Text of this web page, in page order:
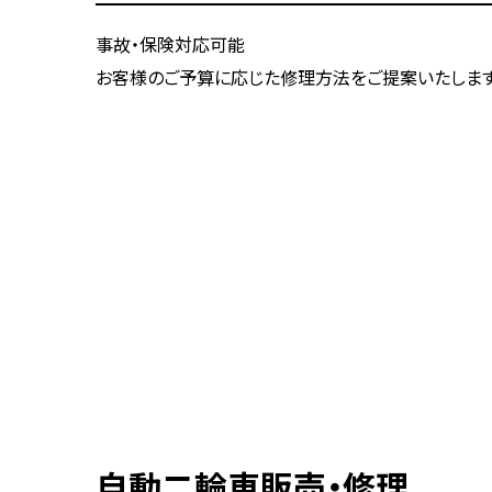
事故・保険対応可能
お客様のご予算に応じた修理方法をご提案いたしま